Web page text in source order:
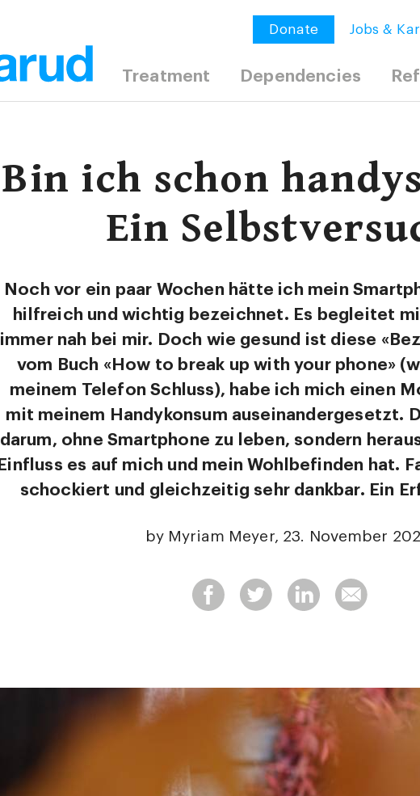
Donate Jobs &
Treatment Dependencies
Bin ich schon
Ein
Noch vor ein paar Wochen hätte ich mein
hilfreich und wichtig bezeichnet. Es begleitet
immer nah bei mir. Doch wie gesund ist diese
vom Buch «How to break up with your phone»
meinem Telefon Schluss), habe ich mich einen
mit meinem Handykonsum auseinandergesetzt.
darum, ohne Smartphone zu leben, sondern
Einfluss es auf mich und mein Wohlbefinden hat.
schockiert und gleichzeitig sehr dankbar. Ein
by Myriam Meyer, 23. November